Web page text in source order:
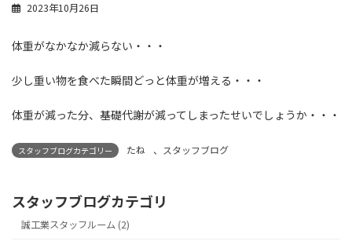
2023年10月26日
体重がなかなか減らない・・・
少し重い物を食べた瞬間どっと体重が増える・・・
体重が減った分、基礎代謝が減ってしまったせいでしょうか・・・
スタッフブログカテゴリー たね 、 スタッフブログ
スタッフブログカテゴリ
誠工業スタッフルーム (2)